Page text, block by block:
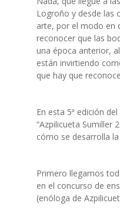
Logroño y desde las
arte, por el modo en
reconocer que las
una época anterior,
están invirtiendo
que hay que
En esta 5ª edición
“Azpilicueta Sumiller
cómo se desarrolla
Primero llegamos
en el concurso de
(enóloga de